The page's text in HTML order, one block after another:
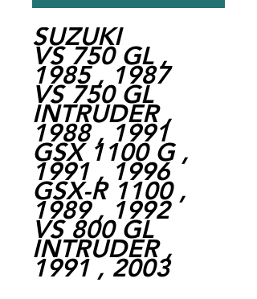
SUZUKI
VS 750 GL ,
1985 , 1987
VS 750 GL
INTRUDER ,
1988 , 1991
GSX 1100 G ,
1991 , 1996
GSX-R 1100 ,
1989 , 1992
VS 800 GL
INTRUDER ,
1991 , 2003